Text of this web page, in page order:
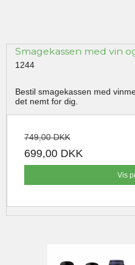
Smagekassen med vin
1244
Bestil smagekassen med
det nemt for dig.
749,00 DKK
699,00 DKK
Vis